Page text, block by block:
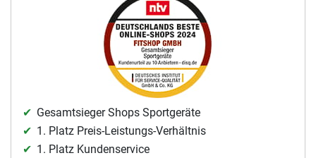
Gesamtsieger Shops Sportgeräte
1. Platz Preis-Leistungs-Verhältnis
1. Platz Kundenservice